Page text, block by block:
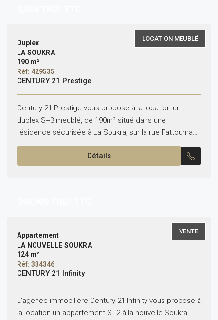
LOCATION MEUBLÉ
Duplex
LA SOUKRA
190 m²
Réf: 429535
CENTURY 21 Prestige
Century 21 Prestige vous propose à la location un
duplex S+3 meublé, de 190m² situé dans une
résidence sécurisée à La Soukra, sur la rue Fattouma
Bourguiba. Il se compose comme suit...
Détails
VENTE
Appartement
LA NOUVELLE SOUKRA
124 m²
Réf: 334346
CENTURY 21 Infinity
L’agence immobilière Century 21 Infinity vous propose à
la location un appartement S+2 à la nouvelle Soukra